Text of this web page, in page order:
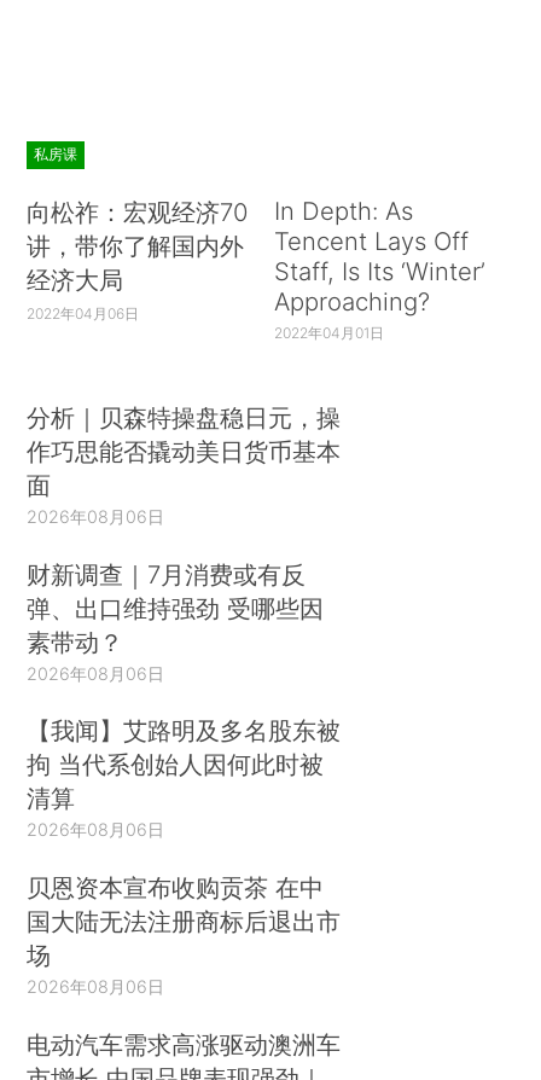
私房课
向松祚：宏观经济70
讲，带你了解国内外
经济大局
2022年04月06日
In Depth: As
Tencent Lays Off
Staff, Is Its ‘Winter’
Approaching?
2022年04月01日
分析｜贝森特操盘稳日元，操
作巧思能否撬动美日货币基本
面
2026年08月06日
财新调查｜7月消费或有反
弹、出口维持强劲 受哪些因
素带动？
2026年08月06日
【我闻】艾路明及多名股东被
拘 当代系创始人因何此时被
清算
2026年08月06日
贝恩资本宣布收购贡茶 在中
国大陆无法注册商标后退出市
场
2026年08月06日
电动汽车需求高涨驱动澳洲车